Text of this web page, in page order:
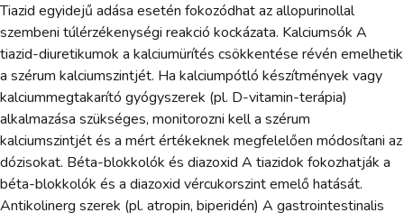
Tiazid egyidejű adása esetén fokozódhat az allopurinollal
szembeni túlérzékenységi reakció kockázata. Kalciumsók A
tiazid-diuretikumok a kalciumürítés csökkentése révén emelhetik
a szérum kalciumszintjét. Ha kalciumpótló készítmények vagy
kalciummegtakarító gyógyszerek (pl. D-vitamin-terápia)
alkalmazása szükséges, monitorozni kell a szérum
kalciumszintjét és a mért értékeknek megfelelően módosítani az
dózisokat. Béta-blokkolók és diazoxid A tiazidok fokozhatják a
béta-blokkolók és a diazoxid vércukorszint emelő hatását.
Antikolinerg szerek (pl. atropin, biperidén) A gastrointestinalis